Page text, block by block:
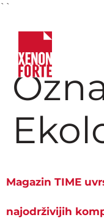
``
Magazin TIME
najodrživijih